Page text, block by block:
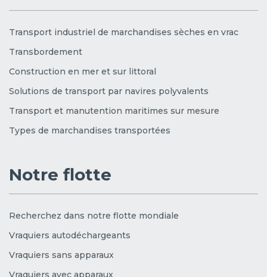
Transport industriel de marchandises sèches en vrac
Transbordement
Construction en mer et sur littoral
Solutions de transport par navires polyvalents
Transport et manutention maritimes sur mesure
Types de marchandises transportées
Notre flotte
Recherchez dans notre flotte mondiale
Vraquiers autodéchargeants
Vraquiers sans apparaux
Vraquiers avec apparaux